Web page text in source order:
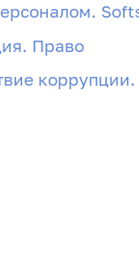
Право
коррупции.